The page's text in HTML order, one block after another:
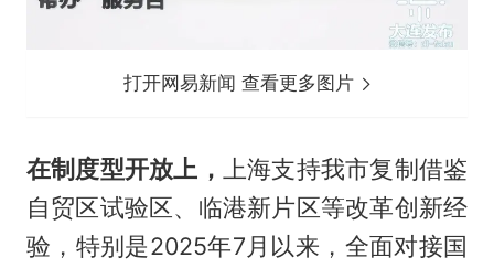
打开网易新闻 查看更多图片
在制度型开放上，
上海支持我市复制借鉴
自贸区试验区、临港新片区等改革创新经
验，特别是2025年7月以来，全面对接国